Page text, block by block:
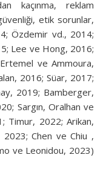
kaçınma, reklam
etik sorunlar,
Özdemir vd., 2014;
Lee ve Hong, 2016;
ve Ammoura,
2016; Süar, 2017;
2019; Bamberger,
Sargın, Oralhan ve
Timur, 2022; Arikan,
Chen ve Chiu ,
ve Leonidou, 2023)